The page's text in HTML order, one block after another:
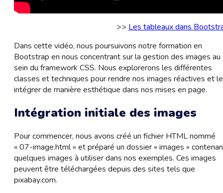
>> Les tableaux dans
Dans cette vidéo, nous poursuivons notre formation en
Bootstrap en nous concentrant sur la gestion des images au
sein du framework CSS. Nous explorerons les différentes
classes et techniques pour rendre nos images réactives et
intégrer de manière esthétique dans nos mises en page.
Intégration initiale des images
Pour commencer, nous avons créé un fichier HTML nommé
« 07-image.html » et préparé un dossier « images »
quelques images à utiliser dans nos exemples. Ces images
peuvent être téléchargées depuis des sites tels que
pixabay.com.